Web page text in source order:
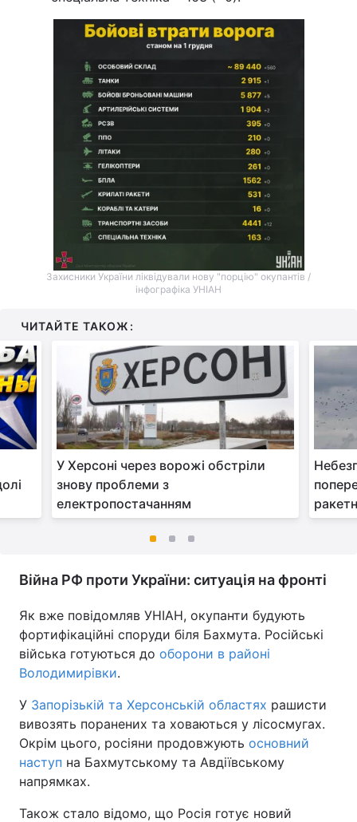
Захисники України ліквідували нову "порцію" окупантів /
інфографіка УНІАН
ЧИТАЙТЕ ТАКОЖ:
У Херсоні через ворожі обстріли
знову проблеми з
електропостачанням
Війна РФ проти України: ситуація на фронті
Як вже повідомляв УНІАН, окупанти будують
фортифікаційні споруди біля Бахмута. Російські
війська готуються до оборони в районі
Володимирівки.
У Запорізькій та Херсонській областях рашисти
вивозять поранених та ховаються у лісосмугах.
Окрім цього, росіяни продовжують основний
наступ на Бахмутському та Авдіївському
напрямках.
Також стало відомо, що Росія готує новий